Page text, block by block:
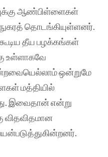
ஆண்பிள்ளைகள்
தொடங்கியுள்ளனர்.
தீய பழக்கங்கள்
உள்ளாகவே
ஒன்றுமே
மத்தியில்
இவைதான் என்று
விதவிதமான